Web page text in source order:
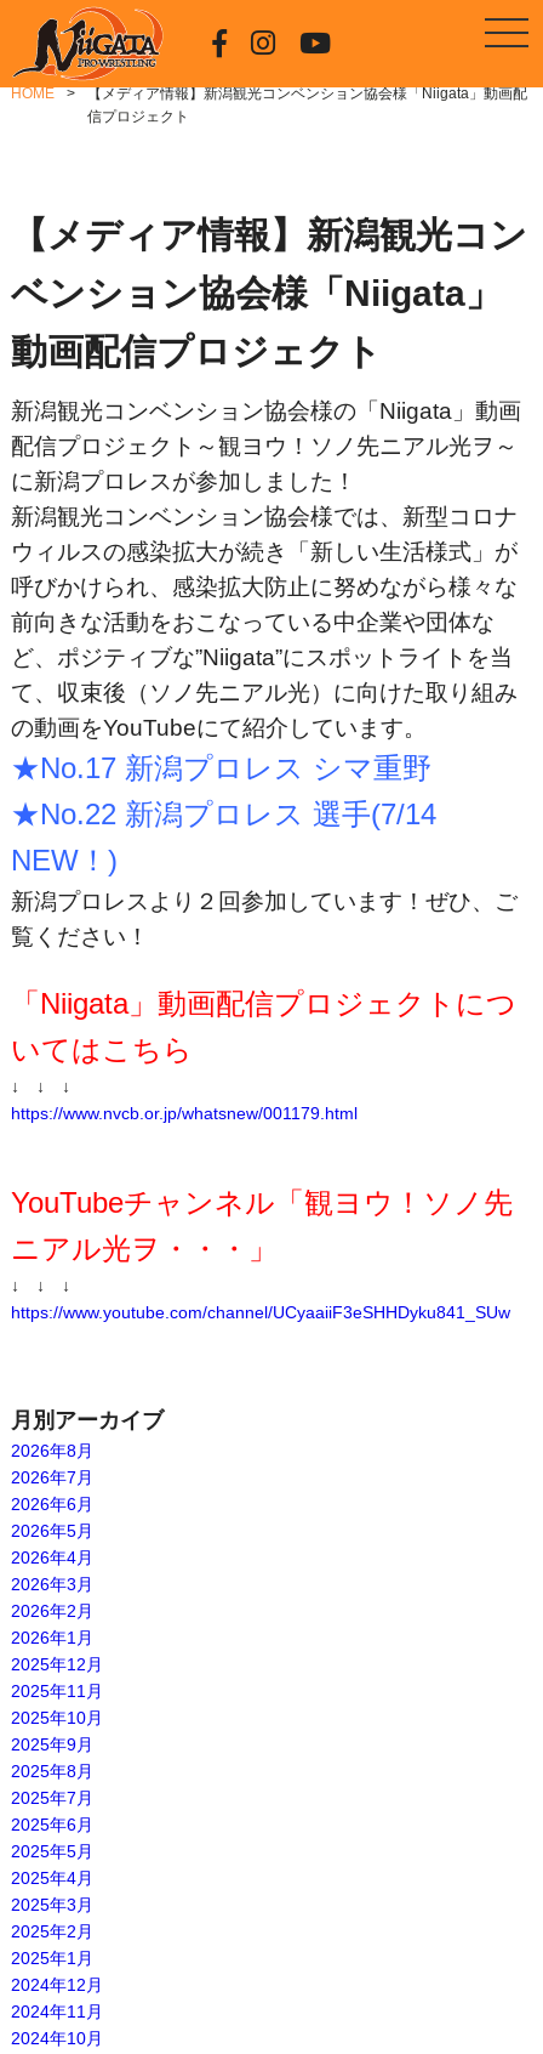
HOME
【メディア情報】新潟観光コンベンション協会様「Niigata」動画配
信プロジェクト
【メディア情報】新潟観光コン
ベンション協会様「Niigata」
動画配信プロジェクト
新潟観光コンベンション協会様の「Niigata」動画
配信プロジェクト～観ヨウ！ソノ先ニアル光ヲ～
に新潟プロレスが参加しました！
新潟観光コンベンション協会様では、新型コロナ
ウィルスの感染拡大が続き「新しい生活様式」が
呼びかけられ、感染拡大防止に努めながら様々な
前向きな活動をおこなっている中企業や団体な
ど、ポジティブな”Niigata”にスポットライトを当
て、収束後（ソノ先ニアル光）に向けた取り組み
の動画をYouTubeにて紹介しています。
★No.17 新潟プロレス シマ重野
★No.22 新潟プロレス 選手(7/14
NEW！)
新潟プロレスより２回参加しています！ぜひ、ご
覧ください！
「Niigata」動画配信プロジェクトにつ
いてはこちら
↓ ↓ ↓
https://www.nvcb.or.jp/whatsnew/001179.html
YouTubeチャンネル「観ヨウ！ソノ先
ニアル光ヲ・・・」
↓ ↓ ↓
https://www.youtube.com/channel/UCyaaiiF3eSHHDyku841_SUw
月別アーカイブ
2026年8月
2026年7月
2026年6月
2026年5月
2026年4月
2026年3月
2026年2月
2026年1月
2025年12月
2025年11月
2025年10月
2025年9月
2025年8月
2025年7月
2025年6月
2025年5月
2025年4月
2025年3月
2025年2月
2025年1月
2024年12月
2024年11月
2024年10月